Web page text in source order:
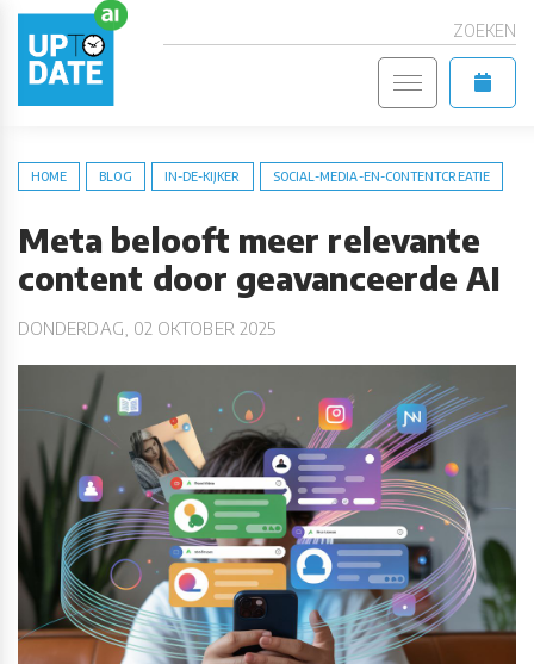
ZOEKEN
HOME BLOG IN-DE-KIJKER SOCIAL-MEDIA-EN-CONTENTCREATIE
Meta belooft meer relevante
content door geavanceerde AI
DONDERDAG, 02 OKTOBER 2025